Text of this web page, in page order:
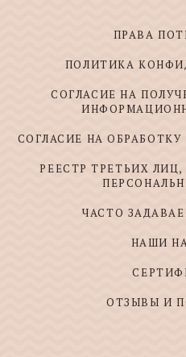
ПРАВА
ПОЛИТИКА
СОГЛАСИЕ НА
СОГЛАСИЕ НА
РЕЕСТР ТРЕТЬИХ
ЧАСТО
НАШИ
ОТЗЫВЫ И